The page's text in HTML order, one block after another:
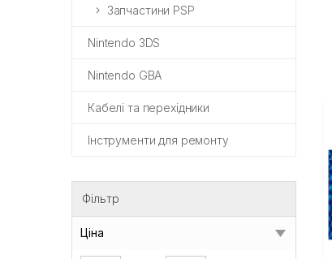
Запчастини PSP
Nintendo 3DS
Nintendo GBA
Кабелі та перехідники
Інструменти для ремонту
Фільтр
Ціна